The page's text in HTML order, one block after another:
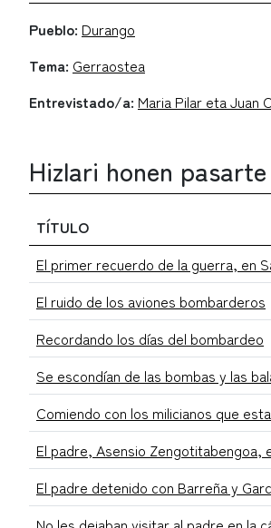
Pueblo: Durango
Tema: Gerraostea
Entrevistado/a: Maria Pilar eta Juan
Hizlari honen
TÍTULO
El primer recuerdo de la guerra, en
El ruido de los aviones bombarderos
Recordando los días del bombardeo
Se escondían de las bombas y las
Comiendo con los milicianos que
El padre, Asensio Zengotitabengoa,
El padre detenido con Barreña y